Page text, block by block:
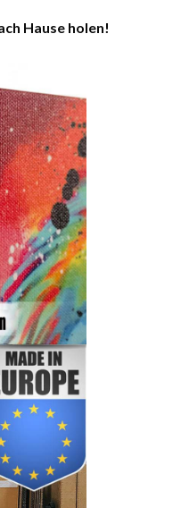
Hause holen!